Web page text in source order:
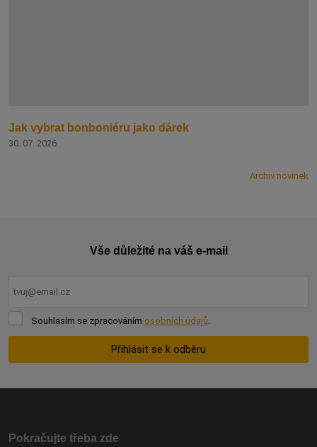
Jak vybrat bonboniéru jako dárek
30. 07. 2026
Archiv novinek
Vše důležité na váš e-mail
Souhlasím
Souhlasím se zpracováním osobních údajů.
Přihlásit se k odběru
odeslat.
Pokračujte třeba zde